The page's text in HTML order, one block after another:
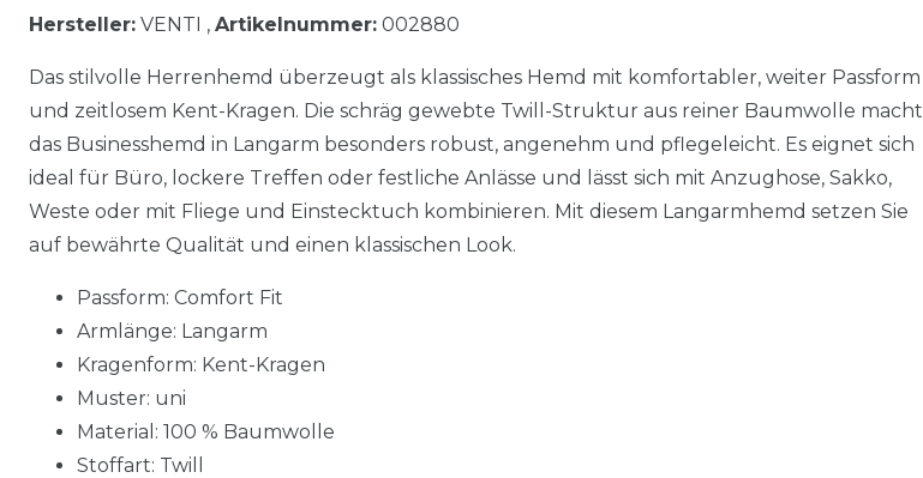
Hersteller: VENTI , Artikelnummer: 002880
Das stilvolle Herrenhemd überzeugt als klassisches Hemd mit komfortabler, weiter Passform
und zeitlosem Kent-Kragen. Die schräg gewebte Twill-Struktur aus reiner Baumwolle macht
das Businesshemd in Langarm besonders robust, angenehm und pflegeleicht. Es eignet sich
ideal für Büro, lockere Treffen oder festliche Anlässe und lässt sich mit Anzughose, Sakko,
Weste oder mit Fliege und Einstecktuch kombinieren. Mit diesem Langarmhemd setzen Sie
auf bewährte Qualität und einen klassischen Look.
Passform: Comfort Fit
Armlänge: Langarm
Kragenform: Kent-Kragen
Muster: uni
Material: 100 % Baumwolle
Stoffart: Twill